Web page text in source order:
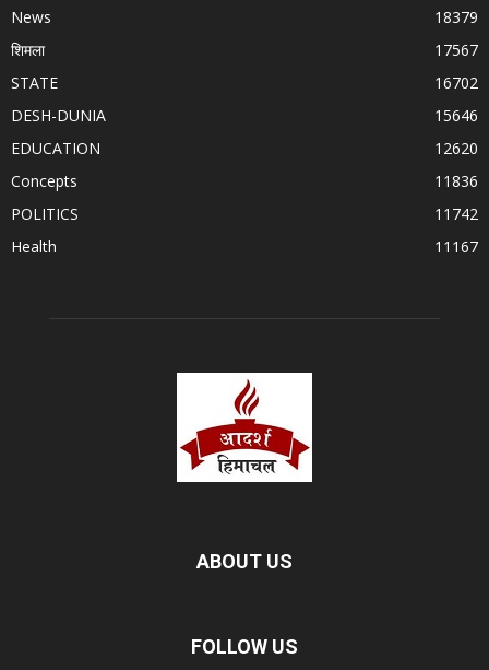
News
18379
शिमला
17567
STATE
16702
DESH-DUNIA
15646
EDUCATION
12620
Concepts
11836
POLITICS
11742
Health
11167
ABOUT US
FOLLOW US